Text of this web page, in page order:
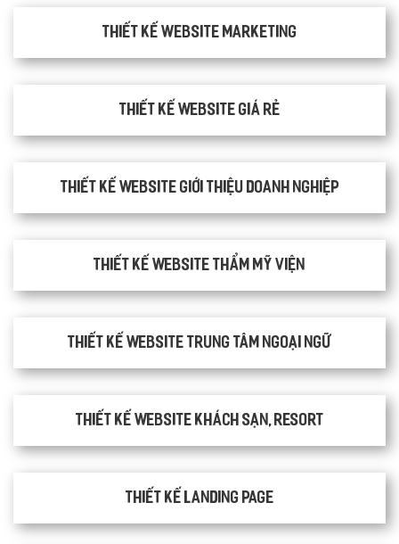
Thiết kế Website Marketing
Thiết kế website giá rẻ
Thiết kế website giới thiệu doanh nghiệp
Thiết kế website thẩm mỹ viện
Thiết kế website trung tâm ngoại ngữ
Thiết kế website khách sạn, resort
Thiết kế Landing Page